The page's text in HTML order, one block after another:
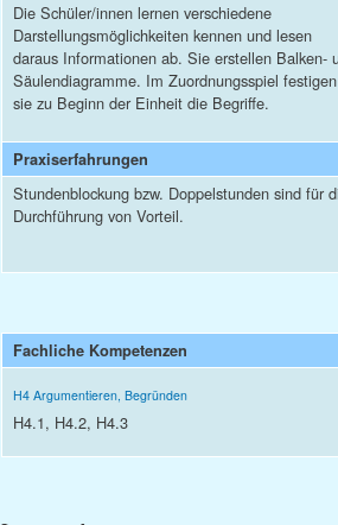
Die Schüler/innen lernen verschiedene
Darstellungsmöglichkeiten kennen und lesen
daraus Informationen ab. Sie erstellen Balken-
Säulendiagramme. Im Zuordnungsspiel festigen
sie zu Beginn der Einheit die Begriffe.
Praxiserfahrungen
Stundenblockung bzw. Doppelstunden sind für
Durchführung von Vorteil.
Fachliche Kompetenzen
H4 Argumentieren, Begründen
H4.1, H4.2, H4.3